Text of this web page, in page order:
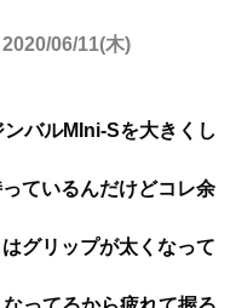
2020/06/11(木)
バルMIni-Sを大きくし
ているんだけどコレ余
グリップが太くなって